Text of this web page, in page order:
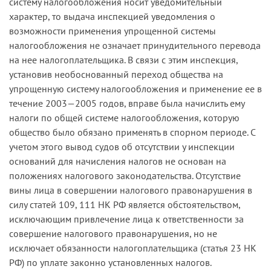
вмененных ему налоговых правонарушений
(постановление ФАС СЗО от 01.10.07 по делу №
А05-3490/2007).
26.2 НК РФ. В частности, заявитель 25.10.07
представил в налоговый орган декларацию по
упрощенной системе налогообложения за 9
месяцев 2007 года.
В дальнейшем налоговый орган письмом от
10.10.07 отозвал у налогоплательщика
уведомление о применении упрощенной
системы налогообложения. Затем инспекция
20.03.08 вынесла решение о привлечении
общества к ответственности, предусмотренной
пунктом 1 статьи 119 и пунктом 1 статьи 126 НК
РФ, в виде взыскания штрафов. Основанием для
принятия данного решения послужило
непредставление заявителем в налоговый орган
в установленный законодательством о налогах и
сборах срок налоговой декларации по налогу
на прибыль организаций за 9 месяцев 2007
года, бухгалтерского баланса на 01.10.07, отчета
характер, то выдача инспекцией уведомления о
возможности применения упрощенной системы
налогообложения не означает принудительного перевода
на нее налогоплательщика. В связи с этим инспекция,
установив необоснованный переход общества на
упрощенную систему налогообложения и применение ее в
течение 2003—2005 годов, вправе была начислить ему
налоги по общей системе налогообложения, которую
общество было обязано применять в спорном периоде. С
учетом этого вывод судов об отсутствии у инспекции
оснований для начисления налогов не основан на
положениях налогового законодательства. Отсутствие
вины лица в совершении налогового правонарушения в
силу статей 109, 111 НК РФ является обстоятельством,
исключающим привлечение лица к ответственности за
совершение налогового правонарушения, но не
исключает обязанности налогоплательщика (статья 23 НК
РФ) по уплате законно установленных налогов.